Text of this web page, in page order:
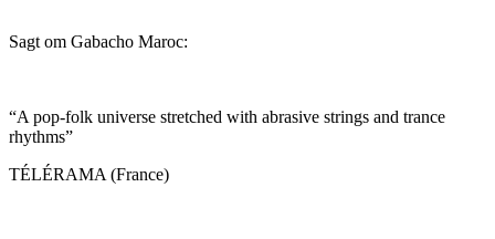
Sagt om Gabacho Maroc:
“A pop-folk universe stretched with abrasive strings and trance
rhythms”
TÉLÉRAMA (France)